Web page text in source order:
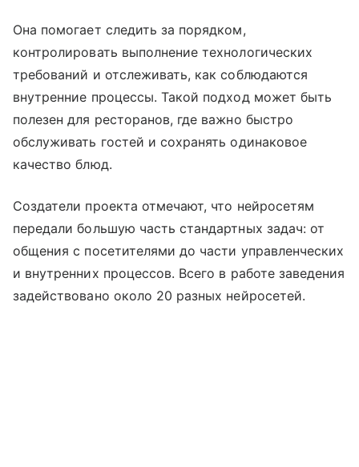
Она помогает следить за порядком,
контролировать выполнение технологических
требований и отслеживать, как соблюдаются
внутренние процессы. Такой подход может быть
полезен для ресторанов, где важно быстро
обслуживать гостей и сохранять одинаковое
качество блюд.
Создатели проекта отмечают, что нейросетям
передали большую часть стандартных задач: от
общения с посетителями до части управленческих
и внутренних процессов. Всего в работе заведения
задействовано около 20 разных нейросетей.